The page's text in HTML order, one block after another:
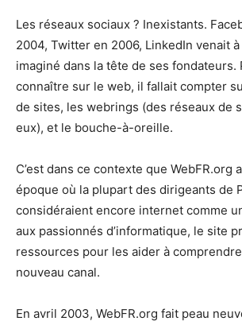
Les réseaux sociaux ? Inexistants.
2004, Twitter en 2006, LinkedIn venait à
imaginé dans la tête de ses fondateurs.
connaître sur le web, il fallait compter
de sites, les webrings (des réseaux de
eux), et le bouche-à-oreille.
C’est dans ce contexte que WebFR.org
époque où la plupart des dirigeants de
considéraient encore internet comme
aux passionnés d’informatique, le site
ressources pour les aider à
nouveau canal.
En avril 2003, WebFR.org fait peau